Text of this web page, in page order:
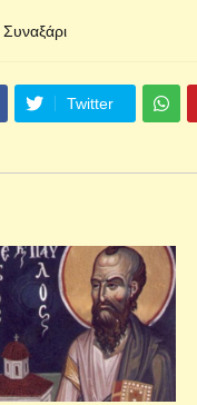
Συναξάρι
Twitter